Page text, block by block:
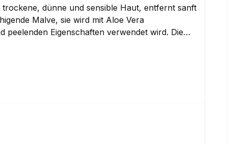
dünne und sensible Haut, entfernt sanft
Malve, sie wird mit Aloe Vera
Eigenschaften verwendet wird. Die
oder abends angewendet werden. Den
Baumwollpad.INGREDIENTS: Water